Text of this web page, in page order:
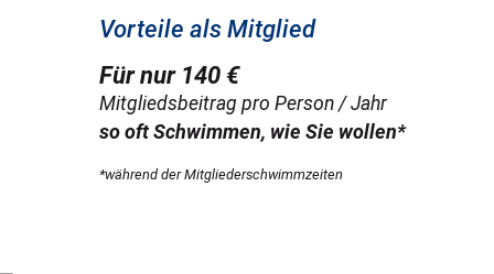
Vorteile als Mitglied
Für nur 140 €
Mitgliedsbeitrag pro Person / Jahr
so oft Schwimmen, wie Sie wollen*
*während der Mitgliederschwimmzeiten